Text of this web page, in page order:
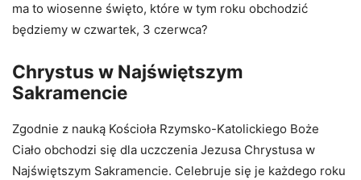
ma to wiosenne święto, które w tym roku obchodzić
będziemy w czwartek, 3 czerwca?
Chrystus w Najświętszym
Sakramencie
Zgodnie z nauką Kościoła Rzymsko-Katolickiego Boże
Ciało obchodzi się dla uczczenia Jezusa Chrystusa w
Najświętszym Sakramencie. Celebruje się je każdego roku